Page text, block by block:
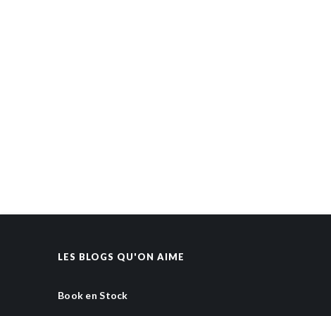
LES BLOGS QU'ON AIME
Book en Stock